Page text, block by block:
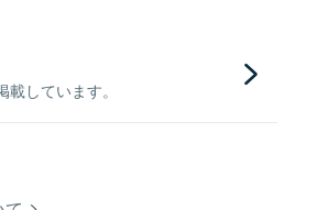
しています。